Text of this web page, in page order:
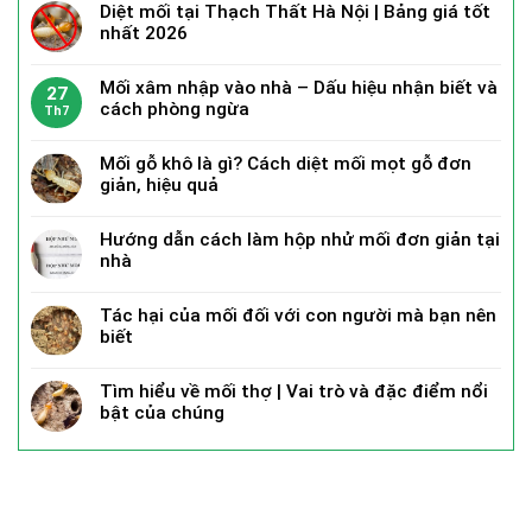
Diệt mối tại Thạch Thất Hà Nội | Bảng giá tốt
nhất 2026
27
Th7
Mối xâm nhập vào nhà – Dấu hiệu nhận biết và
cách phòng ngừa
Mối gỗ khô là gì? Cách diệt mối mọt gỗ đơn
giản, hiệu quả
Hướng dẫn cách làm hộp nhử mối đơn giản tại
nhà
Tác hại của mối đối với con người mà bạn nên
biết
Tìm hiểu về mối thợ | Vai trò và đặc điểm nổi
bật của chúng